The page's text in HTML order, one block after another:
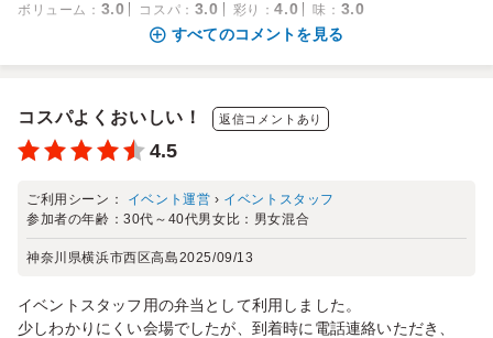
ボリューム ： 3.0 コスパ ： 3.0 彩り ：4.0 味 ： 3.0
すべてのコメントを見る
コスパよくおいしい！ 返信コメントあり
4.5
ご利用シーン： イベント運営 › イベントスタッフ
参加者の年齢：30代～40代男女比： 男女混合
神奈川県横浜市西区高島2025/09/13
イベントスタッフ用の弁当として利用しました。
少しわかりにくい会場でしたが、到着時に電話連絡いただき、